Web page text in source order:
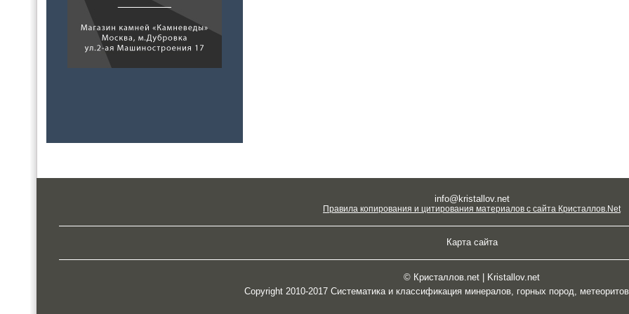
info@kristallov.net
Правила копирования и цитирования материалов с сайта Кристаллов.Net
Карта сайта
© Кристаллов.net | Kristallov.net
Copyright 2010-2017 Систематика и классификация минералов, горных пород,